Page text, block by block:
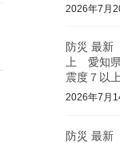
2026年7月
防災 最新
上 愛知県
震度７以
2026年7月
防災 最新